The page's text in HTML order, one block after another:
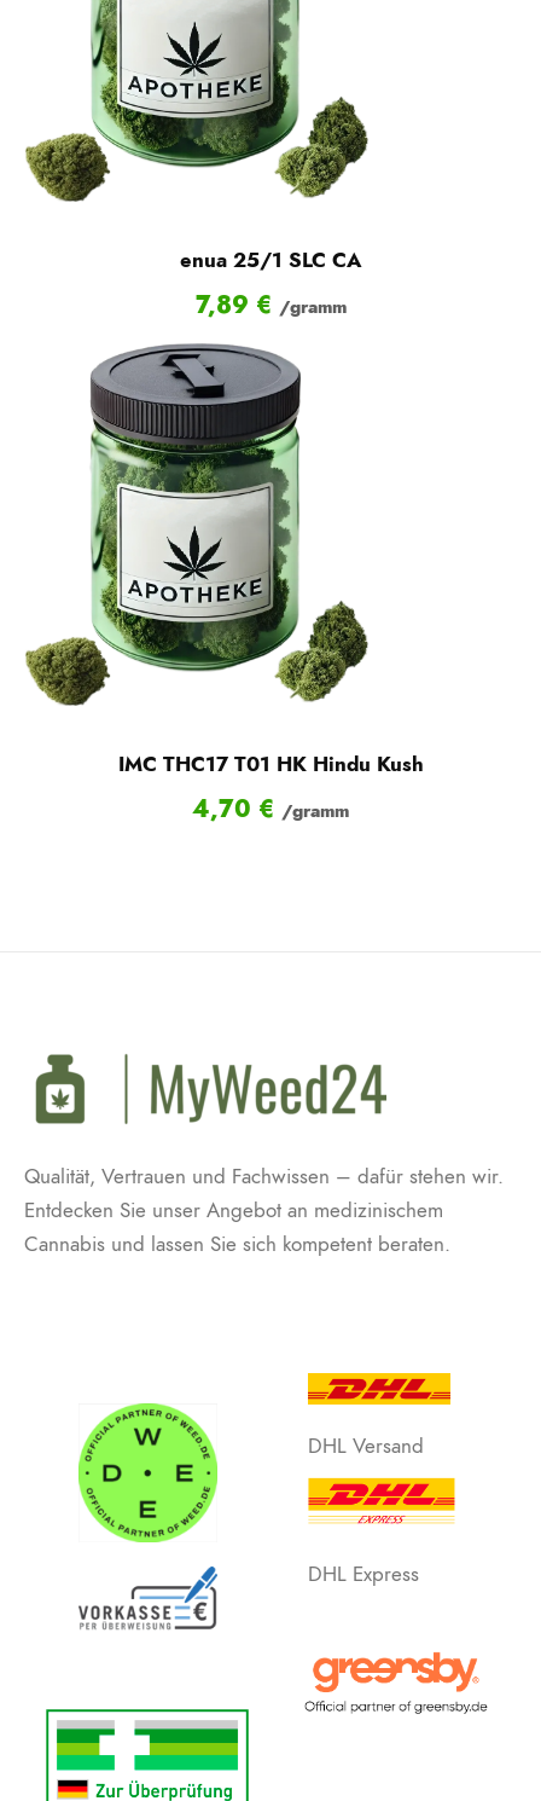
enua 25/1 SLC CA
7,89 € /gramm
IMC THC17 T01 HK Hindu Kush
4,70 € /gramm
Qualität, Vertrauen und Fachwissen – dafür stehen wir.
Entdecken Sie unser Angebot an medizinischem
Cannabis und lassen Sie sich kompetent beraten.
DHL Versand
DHL Express